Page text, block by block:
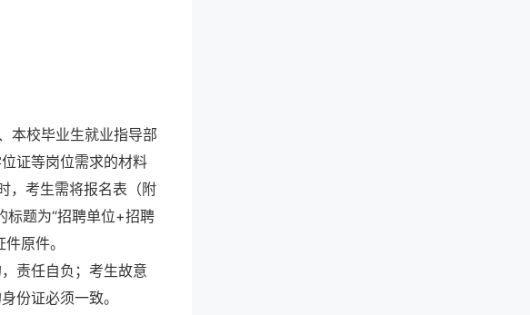
本校毕业生就业指导部
证等岗位需求的材料
，考生需将报名表（附
标题为“招聘单位+招聘
原件。
责任自负；考生故意
份证必须一致。